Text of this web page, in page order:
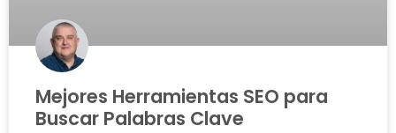
Mejores Herramientas SEO para
Buscar Palabras Clave